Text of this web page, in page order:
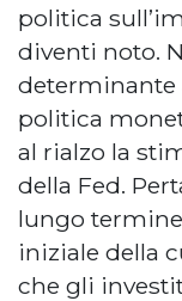
politica
diventi noto.
determinante
politica
al rialzo la
della Fed.
lungo
iniziale della
che gli